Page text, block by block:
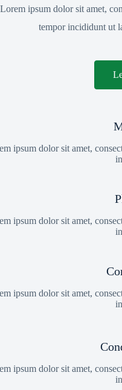
Lorem ipsum dolor sit amet,
tempor incididunt ut
ipsum dolor sit amet,
ipsum dolor sit amet,
ipsum dolor sit amet,
ipsum dolor sit amet,